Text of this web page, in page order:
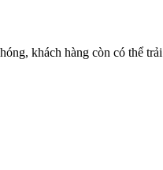
khách hàng còn có thể